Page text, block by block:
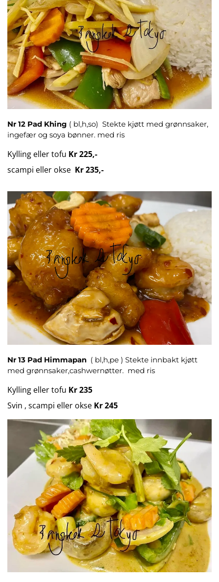
Nr 12 Pad Khing ( bl,h,so) Stekte kjøtt med grønnsaker,
ingefær og soya bønner. med ris
Kylling eller tofu Kr 225,-
scampi eller okse Kr 235,-
Nr 13 Pad Himmapan ( bl,h,pe ) Stekte innbakt kjøtt
med grønnsaker,cashwernøtter. med ris
Kylling eller tofu Kr 235
Svin , scampi eller okse Kr 245